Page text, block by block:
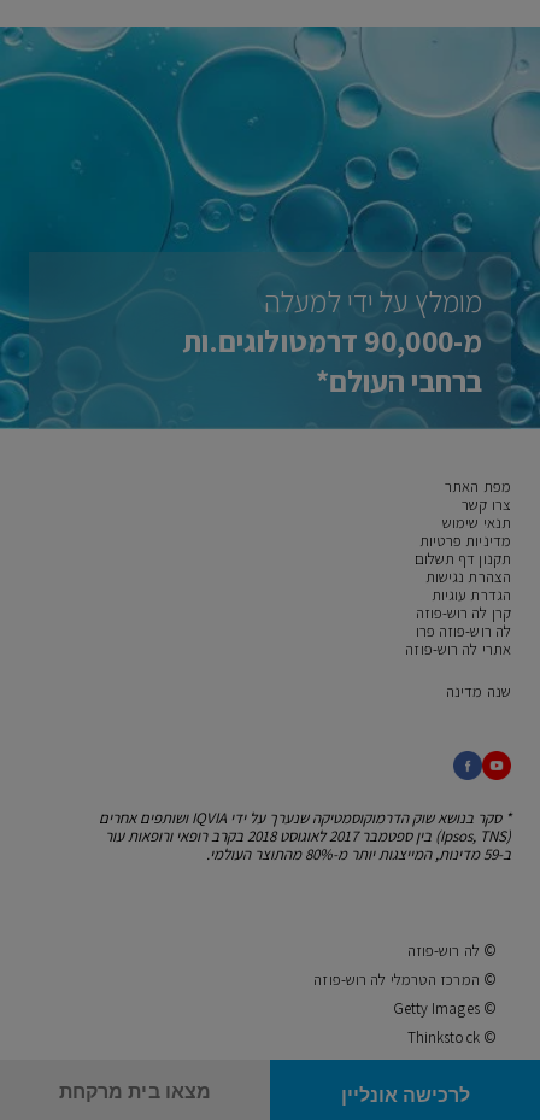
לרכישה אונליין מצאו בית מרקחת
מומלץ על ידי למעלה
מ-90,000 דרמטולוגים.ות
ברחבי העולם*
מפת האתר
צרו קשר
תנאי שימוש
מדיניות פרטיות
תקנון דף תשלום
הצהרת נגישות
הגדרת עוגיות
קרן לה רוש-פוזה
לה רוש-פוזה פרו
אתרי לה רוש-פוזה
שנה מדינה
* סקר בנושא שוק הדרמוקוסמטיקה שנערך על ידי IQVIA
ושותפים אחרים
(Ipsos, TNS) בין ספטמבר 2017 לאוגוסט 2018
בקרב רופאי ורופאות עור
ב-59 מדינות, המייצגות יותר מ-80% מהתוצר העולמי.
© לה רוש-פוזה
© המרכז הטרמלי לה רוש-פוזה
© Getty Images
© Thinkstock
© לוריאל